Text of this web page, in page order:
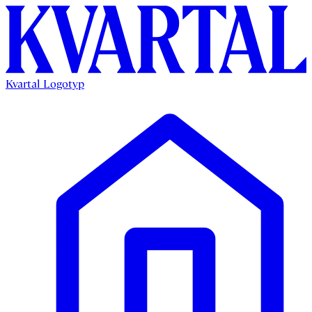
Kvartal Logotyp